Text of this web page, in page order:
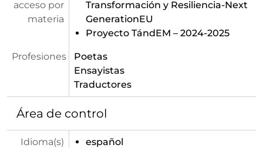
acceso por
materia
Transformación y Resiliencia-Next
GenerationEU
Proyecto TándEM – 2024-2025
Profesiones
Poetas
Ensayistas
Traductores
Área de control
Idioma(s) español